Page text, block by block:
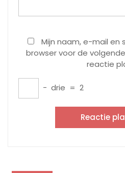
Mijn naam, e-mail en
browser voor de
reactie
− drie = 2